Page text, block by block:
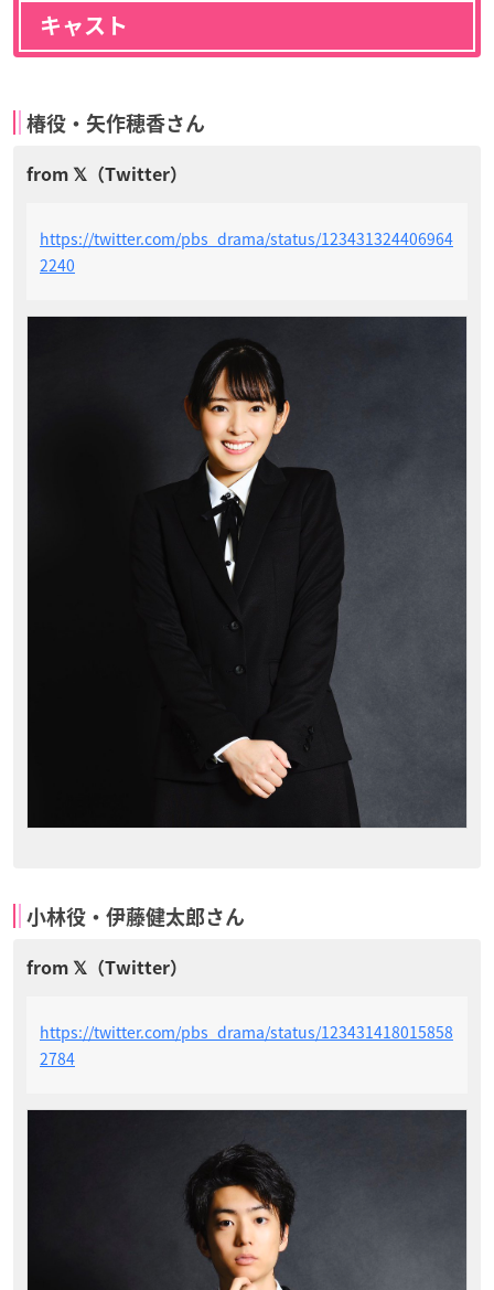
キャスト
椿役・矢作穂香さん
https://twitter.com/pbs_drama/status/123431324406964
2240
小林役・伊藤健太郎さん
https://twitter.com/pbs_drama/status/123431418015858
2784